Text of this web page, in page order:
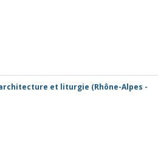
et liturgie (Rhône-Alpes -